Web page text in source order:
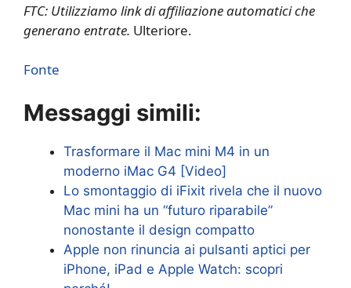
FTC: Utilizziamo link di affiliazione automatici che
generano entrate. Ulteriore.
Fonte
Messaggi simili:
Trasformare il Mac mini M4 in un
moderno iMac G4 [Video]
Lo smontaggio di iFixit rivela che il nuovo
Mac mini ha un “futuro riparabile”
nonostante il design compatto
Apple non rinuncia ai pulsanti aptici per
iPhone, iPad e Apple Watch: scopri